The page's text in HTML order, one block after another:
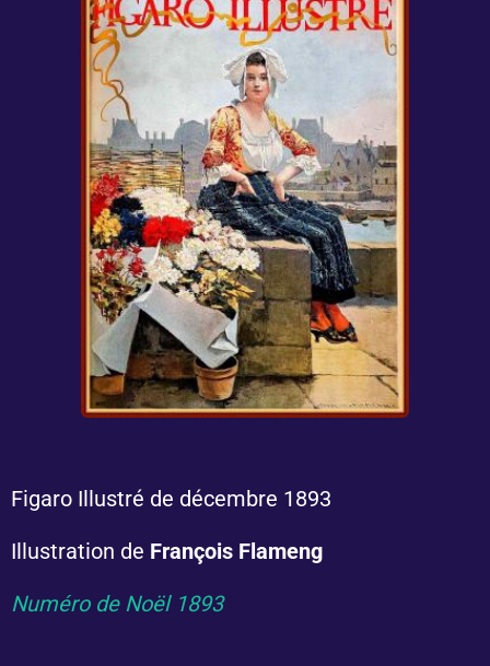
Figaro Illustré de décembre 1893
Illustration de François Flameng
Numéro de Noël 1893